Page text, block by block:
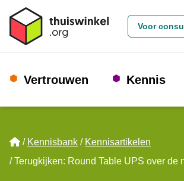
Voor
Vertrouwen Kennis
Home
Kennisbank
Kennisartikelen
Terugkijken: Round Table UPS over de